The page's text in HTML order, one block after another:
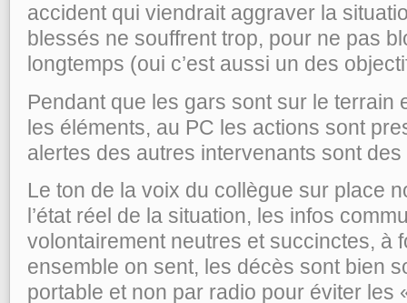
accident qui viendrait aggraver la
blessés ne souffrent trop, pour ne pas
longtemps (oui c’est aussi un des
Pendant que les gars sont sur le terrain
les éléments, au PC les actions sont
alertes des autres intervenants sont
Le ton de la voix du collègue sur place
l’état réel de la situation, les infos
volontairement neutres et succinctes, à
ensemble on sent, les décès sont bien
portable et non par radio pour éviter les